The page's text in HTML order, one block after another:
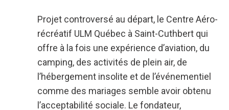
Projet controversé au départ, le Centre Aéro-
récréatif ULM Québec à Saint-Cuthbert qui
offre à la fois une expérience d’aviation, du
camping, des activités de plein air, de
l’hébergement insolite et de l’événementiel
comme des mariages semble avoir obtenu
l’acceptabilité sociale. Le fondateur,